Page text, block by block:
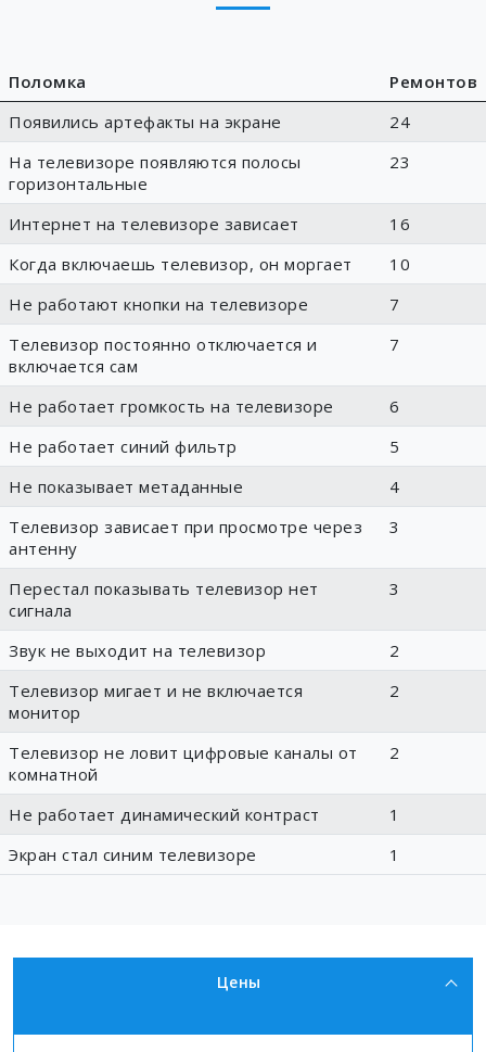
Поломка
Ремонтов
Появились артефакты на экране
24
На телевизоре появляются полосы
горизонтальные
23
Интернет на телевизоре зависает
16
Когда включаешь телевизор, он моргает
10
Не работают кнопки на телевизоре
7
Телевизор постоянно отключается и
включается сам
7
Не работает громкость на телевизоре
6
Не работает синий фильтр
5
Не показывает метаданные
4
Телевизор зависает при просмотре через
антенну
3
Перестал показывать телевизор нет
сигнала
3
Звук не выходит на телевизор
2
Телевизор мигает и не включается
монитор
2
Телевизор не ловит цифровые каналы от
комнатной
2
Не работает динамический контраст
1
Экран стал синим телевизоре
1
Цены